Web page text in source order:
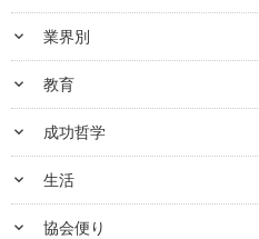
keyboard_arrow_down 業界別
keyboard_arrow_down 教育
keyboard_arrow_down 成功哲学
keyboard_arrow_down 生活
keyboard_arrow_down 協会便り